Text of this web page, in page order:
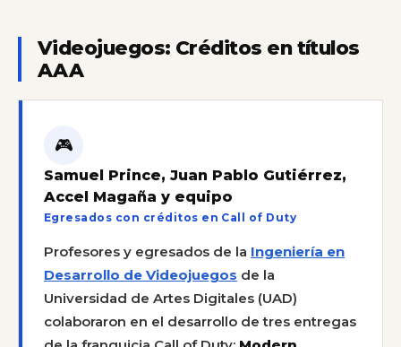
Videojuegos: Créditos en títulos
AAA
🎮
Samuel Prince, Juan Pablo Gutiérrez,
Accel Magaña y equipo
Egresados con créditos en Call of Duty
Profesores y egresados de la Ingeniería en
Desarrollo de Videojuegos de la
Universidad de Artes Digitales (UAD)
colaboraron en el desarrollo de tres entregas